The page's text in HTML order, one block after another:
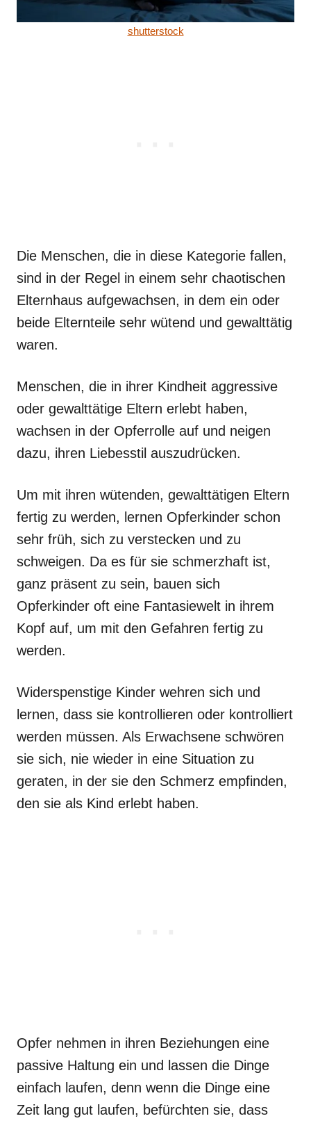
shutterstock
Die Menschen, die in diese Kategorie fallen,
sind in der Regel in einem sehr chaotischen
Elternhaus aufgewachsen, in dem ein oder
beide Elternteile sehr wütend und gewalttätig
waren.
Menschen, die in ihrer Kindheit aggressive
oder gewalttätige Eltern erlebt haben,
wachsen in der Opferrolle auf und neigen
dazu, ihren Liebesstil auszudrücken.
Um mit ihren wütenden, gewalttätigen Eltern
fertig zu werden, lernen Opferkinder schon
sehr früh, sich zu verstecken und zu
schweigen. Da es für sie schmerzhaft ist,
ganz präsent zu sein, bauen sich
Opferkinder oft eine Fantasiewelt in ihrem
Kopf auf, um mit den Gefahren fertig zu
werden.
Widerspenstige Kinder wehren sich und
lernen, dass sie kontrollieren oder kontrolliert
werden müssen. Als Erwachsene schwören
sie sich, nie wieder in eine Situation zu
geraten, in der sie den Schmerz empfinden,
den sie als Kind erlebt haben.
Opfer nehmen in ihren Beziehungen eine
passive Haltung ein und lassen die Dinge
einfach laufen, denn wenn die Dinge eine
Zeit lang gut laufen, befürchten sie, dass